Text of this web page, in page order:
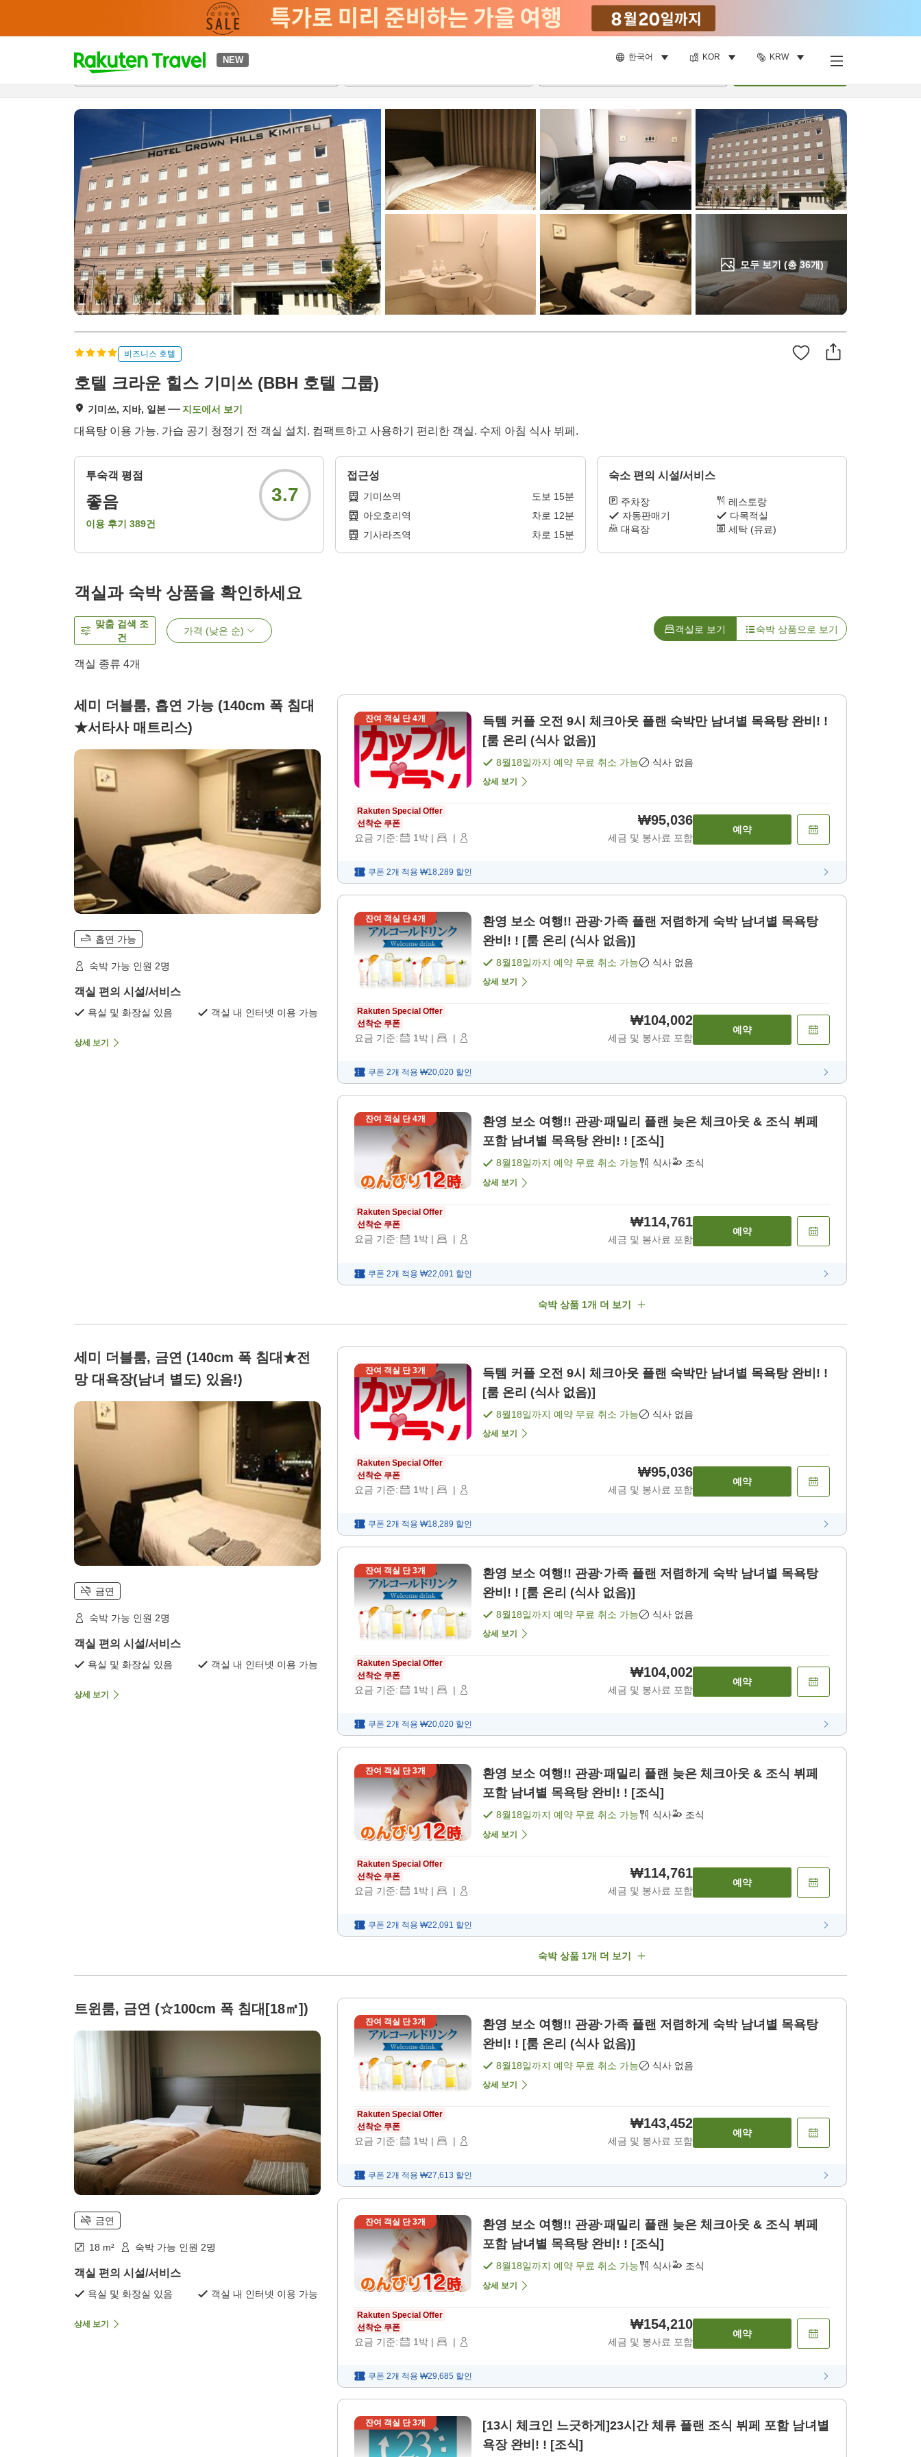
NEW 한국어 KOR KRW
t
p
a
e
a
r
c
h
모두 보기 (총36개)
개요객실 & 숙박 상품이용 후기 편의 시설/서비스
비즈니스 호텔
호텔 크라운 힐스 기미쓰 (BBH 호텔 그룹)
기미쓰, 지바, 일본 지도에서 보기
대욕탕 이용 가능. 가습 공기 청정기 전 객실 설치. 컴팩트하고 사용하기 편리한 객실. 수제 아침 식사 뷔페.
투숙객 평점
좋음
이용 후기 389건
3.7
접근성
기미쓰역 도보 15분
아오호리역
차로 12분
기사라즈역
차로 15분
숙소 편의 시설/서비스
주차장
레스토랑
자동판매기
다목적실
대욕장
세탁 (유료)
객실과 숙박 상품을 확인하세요
맞춤 검색 조
건
가격 (낮은 순) 객실로 보기 숙박 상품으로 보기
객실 종류 4개
세미 더블룸, 흡연 가능 (140cm 폭 침대
★서타사 매트리스)
흡연 가능
숙박 가능 인원 2명
객실 편의 시설/서비스
욕실 및 화장실 있음 객실 내 인터넷 이용 가능
상세 보기
잔여 객실 단4개
득템 커플 오전 9시 체크아웃 플랜 숙박만 남녀별 목욕탕 완비! !
[룸 온리 (식사 없음)]
8월18일까지 예약 무료 취소 가능 식사 없음
상세 보기
Rakuten Special Offer
선착순 쿠폰
요금 기준: 1박 | |
₩95,036
세금 및 봉사료 포함
예약
쿠폰 2개 적용 ₩18,289 할인
잔여 객실 단4개
환영 보소 여행!! 관광·가족 플랜 저렴하게 숙박 남녀별 목욕탕
완비! ! [룸 온리 (식사 없음)]
8월18일까지 예약 무료 취소 가능 식사 없음
상세 보기
Rakuten Special Offer
선착순 쿠폰
요금 기준: 1박 | |
₩104,002
세금 및 봉사료 포함
예약
쿠폰 2개 적용 ₩20,020 할인
잔여 객실 단4개
환영 보소 여행!! 관광·패밀리 플랜 늦은 체크아웃 & 조식 뷔페
포함 남녀별 목욕탕 완비! ! [조식]
8월18일까지 예약 무료 취소 가능 식사 조식
상세 보기
Rakuten Special Offer
선착순 쿠폰
요금 기준: 1박 | |
₩114,761
세금 및 봉사료 포함
예약
쿠폰 2개 적용 ₩22,091 할인
숙박 상품 1개 더 보기
세미 더블룸, 금연 (140cm 폭 침대★전
망 대욕장(남녀 별도) 있음!)
금연
숙박 가능 인원 2명
객실 편의 시설/서비스
욕실 및 화장실 있음 객실 내 인터넷 이용 가능
상세 보기
잔여 객실 단3개
득템 커플 오전 9시 체크아웃 플랜 숙박만 남녀별 목욕탕 완비! !
[룸 온리 (식사 없음)]
8월18일까지 예약 무료 취소 가능 식사 없음
상세 보기
Rakuten Special Offer
선착순 쿠폰
요금 기준: 1 박 | |
₩95,036
세금 및 봉사료 포함
예약
쿠폰 2개 적용 ₩18,289 할인
잔여 객실 단3개
환영 보소 여행!! 관광·가족 플랜 저렴하게 숙박 남녀별 목욕탕
완비! ! [룸 온리 (식사 없음)]
8월18일까지 예약 무료 취소 가능 식사 없음
상세 보기
Rakuten Special Offer
선착순 쿠폰
요금 기준: 1 박 | |
₩104,002
세금 및 봉사료 포함
예약
쿠폰 2개 적용 ₩20,020 할인
잔여 객실 단3개
환영 보소 여행!! 관광·패밀리 플랜 늦은 체크아웃 & 조식 뷔페
포함 남녀별 목욕탕 완비! ! [조식]
8월18일까지 예약 무료 취소 가능 식사 조식
상세 보기
Rakuten Special Offer
선착순 쿠폰
요금 기준: 1 박 | |
₩114,761
세금 및 봉사료 포함
예약
쿠폰 2개 적용 ₩22,091 할인
숙박 상품 1개 더 보기
트윈룸, 금연 (☆100cm 폭 침대[18㎡])
금연
18 m² 숙박 가능 인원 2명
객실 편의 시설/서비스
욕실 및 화장실 있음 객실 내 인터넷 이용 가능
상세 보기
잔여 객실 단3개
환영 보소 여행!! 관광·가족 플랜 저렴하게 숙박 남녀별 목욕탕
완비! ! [룸 온리 (식사 없음)]
8월18일까지 예약 무료 취소 가능 식사 없음
상세 보기
Rakuten Special Offer
선착순 쿠폰
요금 기준: 1 박 | |
₩143,452
세금 및 봉사료 포함
예약
쿠폰 2개 적용 ₩27,613 할인
잔여 객실 단3개
환영 보소 여행!! 관광·패밀리 플랜 늦은 체크아웃 & 조식 뷔페
포함 남녀별 목욕탕 완비! ! [조식]
8월18일까지 예약 무료 취소 가능 식사 조식
상세 보기
Rakuten Special Offer
선착순 쿠폰
요금 기준: 1 박 | |
₩154,210
세금 및 봉사료 포함
예약
쿠폰 2개 적용 ₩29,685 할인
잔여 객실 단3개
[13시 체크인 느긋하게]23시간 체류 플랜 조식 뷔페 포함 남녀별
욕장 완비! ! [조식]